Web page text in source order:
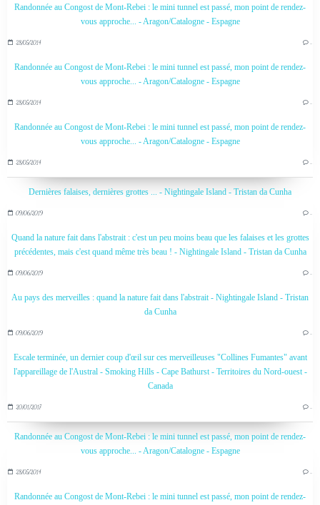
Randonnée au Congost de Mont-Rebei : le mini tunnel est passé, mon point de rendez-
vous approche... - Aragon/Catalogne - Espagne
28/05/2014 …
Randonnée au Congost de Mont-Rebei : le mini tunnel est passé, mon point de rendez-
vous approche... - Aragon/Catalogne - Espagne
28/05/2014 …
Randonnée au Congost de Mont-Rebei : le mini tunnel est passé, mon point de rendez-
vous approche... - Aragon/Catalogne - Espagne
28/05/2014 …
Dernières falaises, dernières grottes ... - Nightingale Island - Tristan da Cunha
09/06/2019 …
Quand la nature fait dans l'abstrait : c'est un peu moins beau que les falaises et les grottes
précédentes, mais c'est quand même très beau ! - Nightingale Island - Tristan da Cunha
09/06/2019 …
Au pays des merveilles : quand la nature fait dans l'abstrait - Nightingale Island - Tristan
da Cunha
09/06/2019 …
Escale terminée, un dernier coup d'œil sur ces merveilleuses "Collines Fumantes" avant
l'appareillage de l'Austral - Smoking Hills - Cape Bathurst - Territoires du Nord-ouest -
Canada
20/01/2017 …
Randonnée au Congost de Mont-Rebei : le mini tunnel est passé, mon point de rendez-
vous approche... - Aragon/Catalogne - Espagne
28/05/2014 …
Randonnée au Congost de Mont-Rebei : le mini tunnel est passé, mon point de rendez-